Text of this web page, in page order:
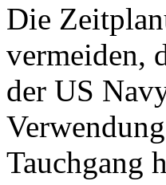
Die
vermeiden,
der US
Tauchgang